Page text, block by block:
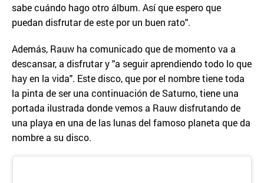
sabe cuándo hago otro álbum. Así que espero que
puedan disfrutar de este por un buen rato".
Además, Rauw ha comunicado que de momento va a
descansar, a disfrutar y "a seguir aprendiendo todo lo que
hay en la vida". Este disco, que por el nombre tiene toda
la pinta de ser una continuación de Saturno, tiene una
portada ilustrada donde vemos a Rauw disfrutando de
una playa en una de las lunas del famoso planeta que da
nombre a su disco.